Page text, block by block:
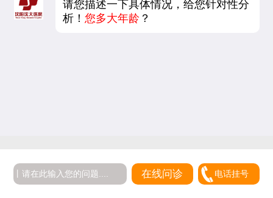
请您描述一下具体情况，给您针对性分
析！您多大年龄 ？
在线问诊 电话挂号